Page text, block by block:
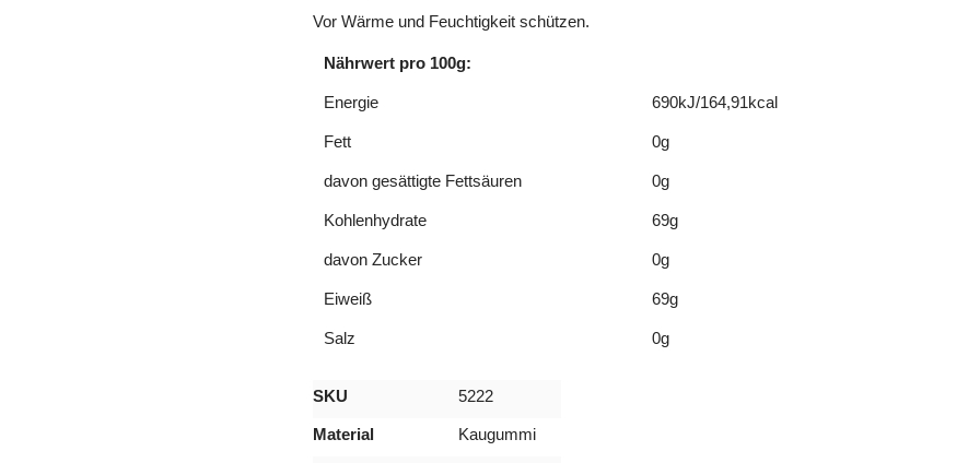
Vor Wärme und Feuchtigkeit schützen.
Nährwert pro 100g:
Energie 690kJ/164,91kcal
Fett 0g
davon gesättigte Fettsäuren 0g
Kohlenhydrate 69g
davon Zucker 0g
Eiweiß 69g
Salz 0g
Mehr
SKU 5222
Material Kaugummi